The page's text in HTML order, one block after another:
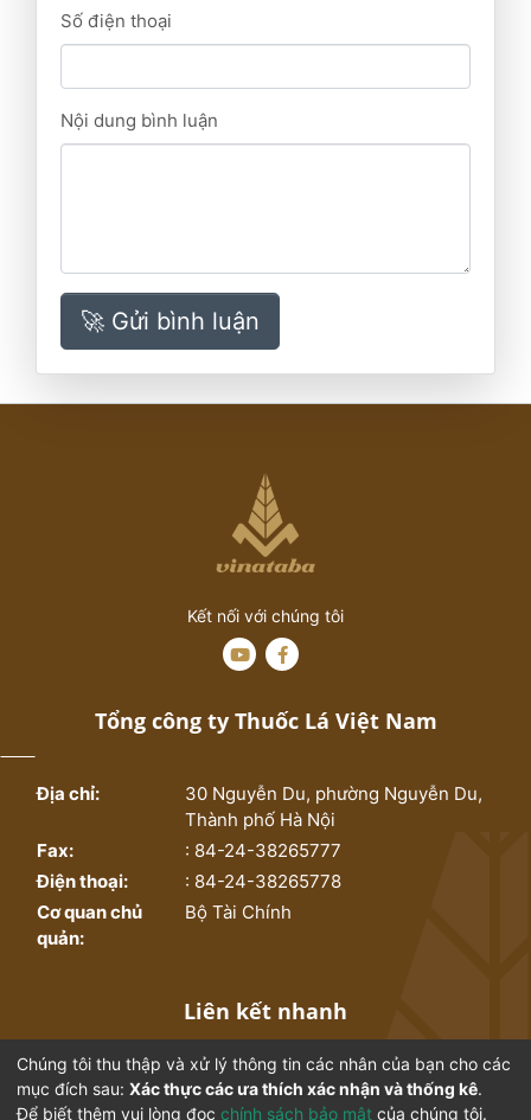
Số điện thoại
Nội dung bình luận
🚀 Gửi bình luận
Kết nối với chúng tôi
Tổng công ty Thuốc Lá Việt Nam
Địa chỉ:
30 Nguyễn Du, phường Nguyễn Du,
Thành phố Hà Nội
Fax:
: 84-24-38265777
Điện thoại:
: 84-24-38265778
Cơ quan chủ
quản:
Bộ Tài Chính
Liên kết nhanh
Trang chủ
Bộ sưu tập
Chúng tôi thu thập và xử lý thông tin các nhân của bạn cho các
mục đích sau: Xác thực các ưa thích xác nhận và thống kê.
Để biết thêm vui lòng đọc chính sách bảo mật của chúng tôi.